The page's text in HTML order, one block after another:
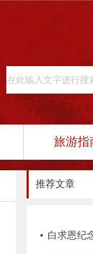
旅游指
推荐文章
白求恩纪